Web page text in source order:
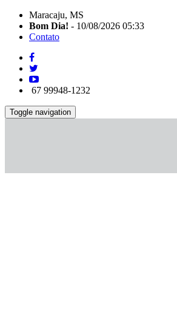
Maracaju, MS
Bom Dia! - 10/08/2026 05:33
Contato
67 99948-1232
Toggle navigation